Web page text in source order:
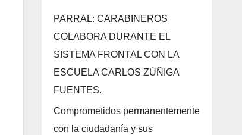
PARRAL: CARABINEROS
COLABORA DURANTE EL
SISTEMA FRONTAL CON LA
ESCUELA CARLOS ZÚÑIGA
FUENTES.
Comprometidos permanentemente
con la ciudadanía y sus